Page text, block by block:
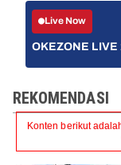
Live Now
OKEZONE LIVE